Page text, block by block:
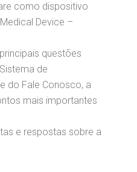
como dispositivo
Device –
questões
de
do Fale Conosco, a
mais importantes
e respostas sobre a